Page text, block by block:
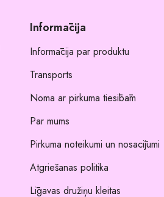
Informācija
Informācija par produktu
Transports
Noma ar pirkuma tiesībām
Par mums
Pirkuma noteikumi un nosacījumi
Atgriešanas politika
Līgavas družiņu kleitas